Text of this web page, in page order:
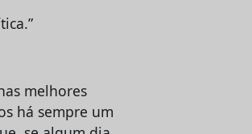
melhores
há sempre um